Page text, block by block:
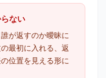
ない
が返すのか曖昧に
最初に入れる、返
位置を見える形に